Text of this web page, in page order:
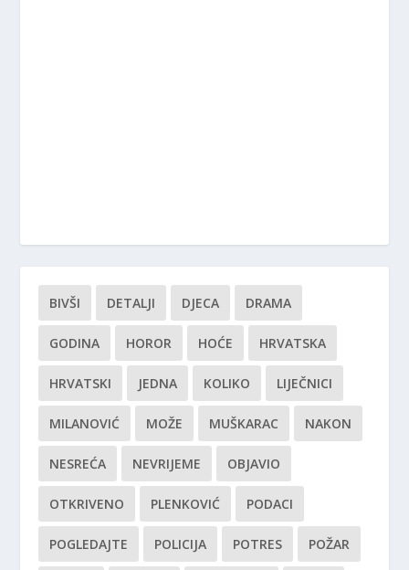
BIVŠI DETALJI DJECA DRAMA
GODINA HOROR HOĆE HRVATSKA
HRVATSKI JEDNA KOLIKO LIJEČNICI
MILANOVIĆ MOŽE MUŠKARAC NAKON
NESREĆA NEVRIJEME OBJAVIO
OTKRIVENO PLENKOVIĆ PODACI
POGLEDAJTE POLICIJA POTRES POŽAR